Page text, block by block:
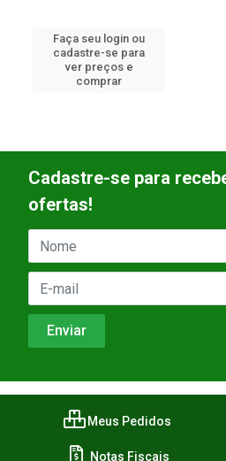
Faça seu login ou
cadastre-se para
ver preços e
comprar
Cadastre-se para
ofertas!
Meus Pedidos
Notas Fiscais